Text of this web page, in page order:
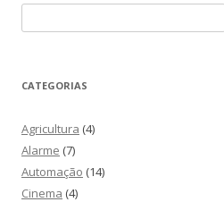
por:
CATEGORIAS
Agricultura (4)
Alarme (7)
Automação (14)
Cinema (4)